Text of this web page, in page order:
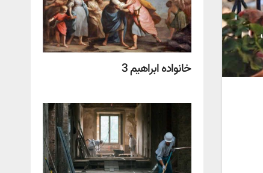
خانواده ابراهیم 3